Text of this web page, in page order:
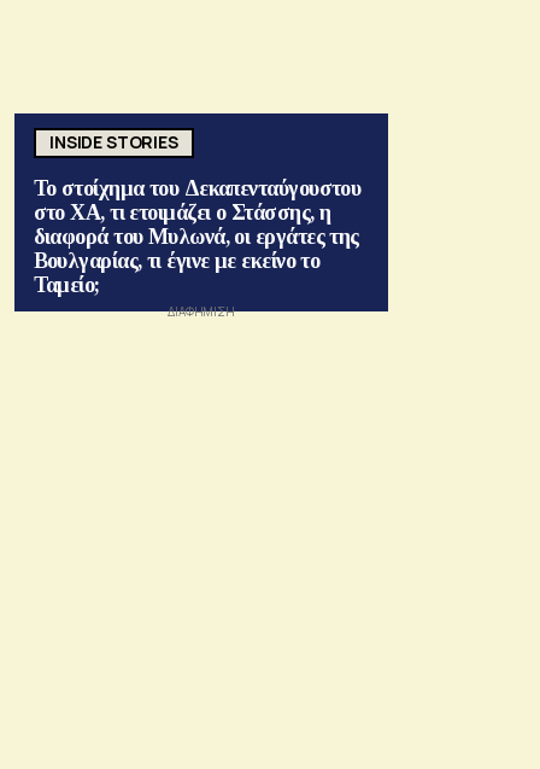
INSIDE STORIES
Το στοίχημα του Δεκαπενταύγουστου
στο ΧΑ, τι ετοιμάζει ο Στάσσης, η
διαφορά του Μυλωνά, οι εργάτες της
Βουλγαρίας, τι έγινε με εκείνο το
Ταμείο;